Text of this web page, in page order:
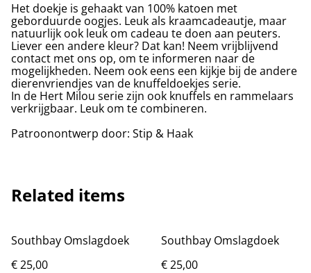
Het doekje is gehaakt van 100% katoen met
geborduurde oogjes. Leuk als kraamcadeautje, maar
natuurlijk ook leuk om cadeau te doen aan peuters.
Liever een andere kleur? Dat kan! Neem vrijblijvend
contact met ons op, om te informeren naar de
mogelijkheden. Neem ook eens een kijkje bij de andere
dierenvriendjes van de knuffeldoekjes serie.
In de Hert Milou serie zijn ook knuffels en rammelaars
verkrijgbaar. Leuk om te combineren.
Patroonontwerp door: Stip & Haak
Related items
Southbay Omslagdoek
€ 25,00
Southbay Omslagdoek
€ 25,00